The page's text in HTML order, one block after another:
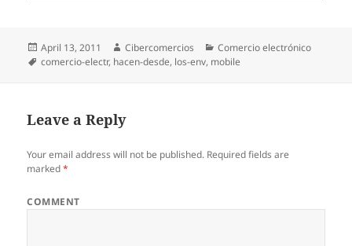
Posted
on
April 13, 2011 Author
Cibercomercios Categories
Comercio electrónico
Tags
comercio-electr, hacen-desde, los-env, mobile
Leave a Reply
Your email address will not be published. Required fields are
marked*
COMMENT